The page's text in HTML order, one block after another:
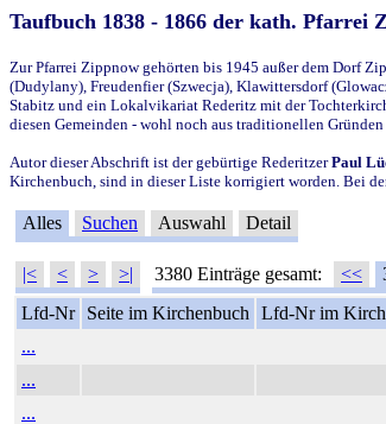
Taufbuch 1838 - 1866 der kath. Pfarrei
Zur Pfarrei Zippnow gehörten bis 1945 außer dem Dorf
(Dudylany), Freudenfier (Szwecja), Klawittersdorf
Stabitz und ein Lokalvikariat Rederitz mit der
diesen Gemeinden - wohl noch aus traditionellen
Autor dieser Abschrift ist der gebürtige RederitzerPaul
Kirchenbuch, sind in dieser Liste korrigiert worden. Bei
Alles Suchen Auswahl Detail
|< < > >| 3380 Einträge gesamt: <<
Lfd-Nr
Seite im Kirchenbuch Lfd-Nr im
...
...
...